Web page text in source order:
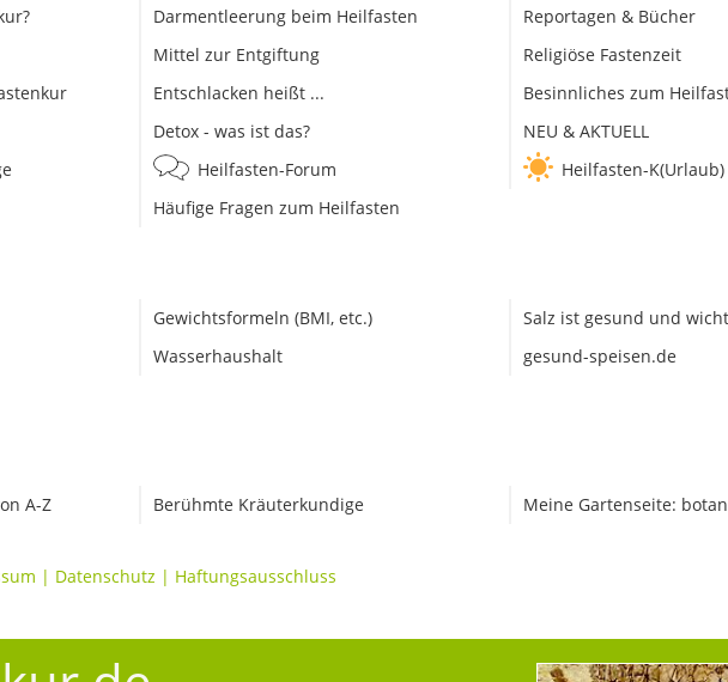
Darmentleerung beim Heilfasten
Mittel zur Entgiftung
Entschlacken heißt ...
Detox - was ist das?
Heilfasten-Forum
Häufige Fragen zum Heilfasten
Reportagen & Bücher
Religiöse Fastenzeit
Besinnliches zum
NEU & AKTUELL
Heilfasten-K(Urlaub)
Gewichtsformeln (BMI, etc.)
Wasserhaushalt
Salz ist gesund und
gesund-speisen.de
A-Z Berühmte Kräuterkundige Meine Gartenseite:
| Datenschutz | Haftungsausschluss